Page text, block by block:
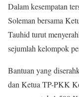
Dalam kesempatan
Soleman bersama
Tauhid turut
sejumlah kelompok
Bantuan yang
dan Ketua TP-PKK